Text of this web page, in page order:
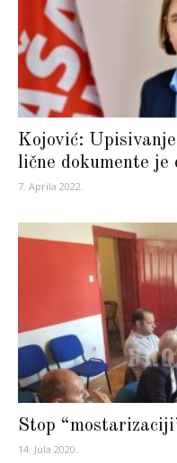
Kojović:
lične dokumente
7. Aprila 2022.
Stop
14. Jula 2020.